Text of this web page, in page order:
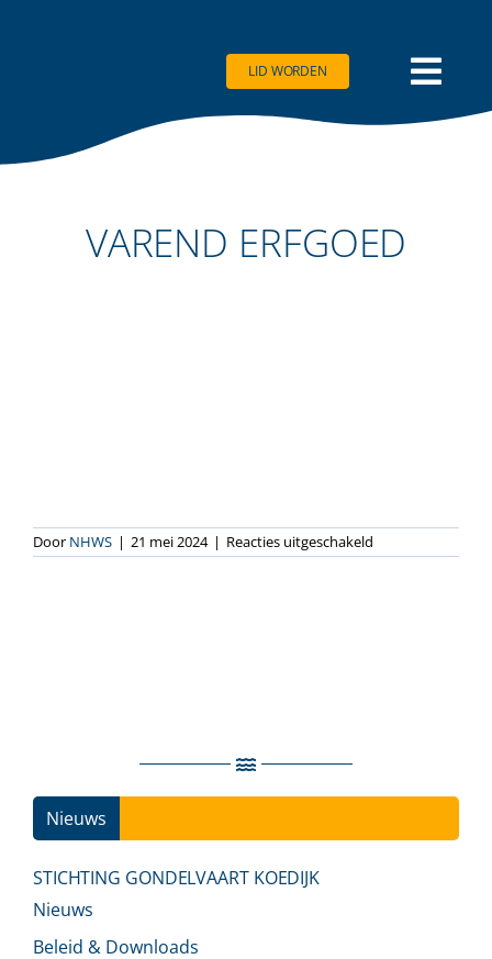
LID WORDEN
VAREND ERFGOED
Door NHWS | 21 mei 2024 | Reacties uitgeschakeld
Varend
Nieuws
STICHTING GONDELVAART KOEDIJK
Nieuws
Beleid & Downloads